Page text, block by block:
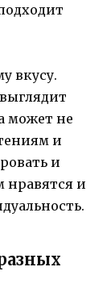
вкусу.
может не
и
и
нравятся и